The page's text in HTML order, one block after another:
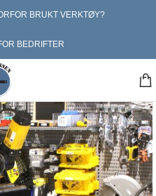
BRUKT VERKTØY?
BEDRIFTER